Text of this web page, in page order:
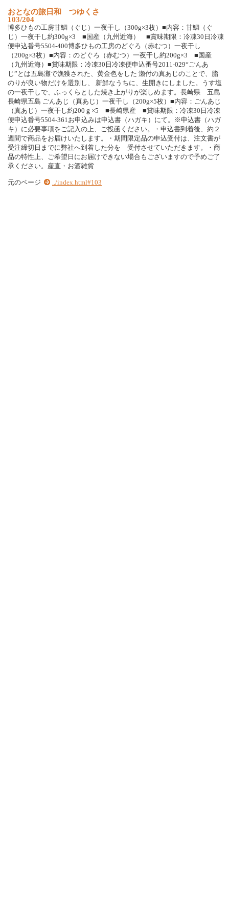
おとなの旅 日和 つゆ く さ
103/204
博多ひ もの工房甘鯛 （ ぐ じ ） 一夜干 し （300g×3枚） ■内容 ： 甘鯛 （ ぐ
じ ） 一夜干 し約300g×3 ■ 国 産 （ 九州 近海） ■賞味期 限 ： 冷凍30 日 冷凍
便申込番号5504-400博多ひ もの工房のど ぐろ （赤むつ ） 一夜干 し
（200g×3枚） ■内容 ： のど ぐろ （赤むつ ） 一夜干 し約200g×3 ■ 国 産
（ 九州 近海） ■賞味期 限 ： 冷凍30 日 冷凍便申込番号2011-029“ごんあ
じ” と は五島灘で漁獲さ れた、 黄金色を し た 瀬付の真あ じのこ と で、 脂
のり が 良 い物だけを選別 し 、 新鮮な う ちに、 生開 き に し ま し た。 う す塩
の一夜干 しで、 ふっ く ら と し た焼き 上がり が楽 しめ ま す。 長崎県 五島
長崎県五島 ごんあ じ （真あ じ ） 一夜干 し （200g×5枚） ■内容 ： ごんあ じ
（真あ じ ） 一夜干 し約200 ｇ ×5 ■長崎県産 ■賞味期 限 ： 冷凍30 日 冷凍
便申込番号5504-361お申込みは申込書 （ハガキ ） にて。 ※申込書 （ハガ
キ ） に必要事項をご記入の上、 ご投函 く ださ い。 ・ 申込書到 着後、 約 ２
週間で商品をお届けいた し ま す。 ・ 期 間 限定品の申込受付は、 注文書が
受注締切 日 ま でに弊社へ到 着 し た分を 受付さ せていただき ま す。 ・ 商
品の特性上、 ご希望 日 にお届けでき ない場合も ございま すので予めご了
承 く ださ い。 産直 ・ お酒雑貨
元のページ ../index.html#103